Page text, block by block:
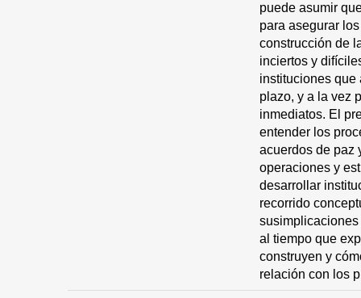
puede asumir
para asegurar
construcción de
inciertos y
instituciones que
plazo, y a la vez
inmediatos. El
entender los
acuerdos de paz
operaciones y
desarrollar
recorrido
al tiempo que
construyen y
relación con los